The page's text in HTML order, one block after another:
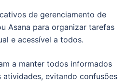
de gerenciamento de
Asana para organizar tarefas
e acessível a todos.
a manter todos informados
evitando confusões